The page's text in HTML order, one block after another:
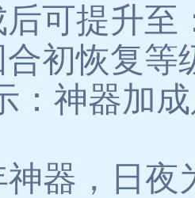
可提升至
初恢复等
：神器加
神器，日夜